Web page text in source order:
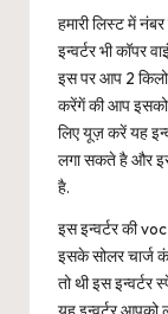
हमारी लिस्ट में
इन्वर्टर भी कॉपर
इस पर आप 2
करेंगें की आप इसको
लिए यूज़ करें यह
लगा सकते है और
है.
इस इन्वर्टर की
इसके सोलर चार्ज
तो थी इस इन्वर्टर